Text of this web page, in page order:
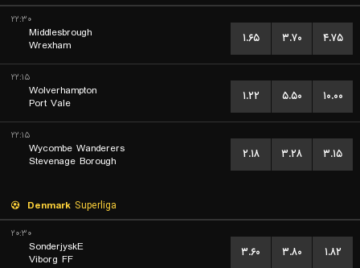
۲۲:۳۰
Middlesbrough
Wrexham
۱.۶۵ ۳.۷۰ ۴.۷۵
۲۲:۱۵
Wolverhampton
Port Vale
۱.۲۲ ۵.۵۰ ۱۰.۰۰
۲۲:۱۵
Wycombe Wanderers
Stevenage Borough
۲.۱۸ ۳.۲۸ ۳.۱۵
Denmark Superliga
۲۰:۳۰
SonderjyskE
Viborg FF
۳.۶۰ ۳.۸۰ ۱.۸۲